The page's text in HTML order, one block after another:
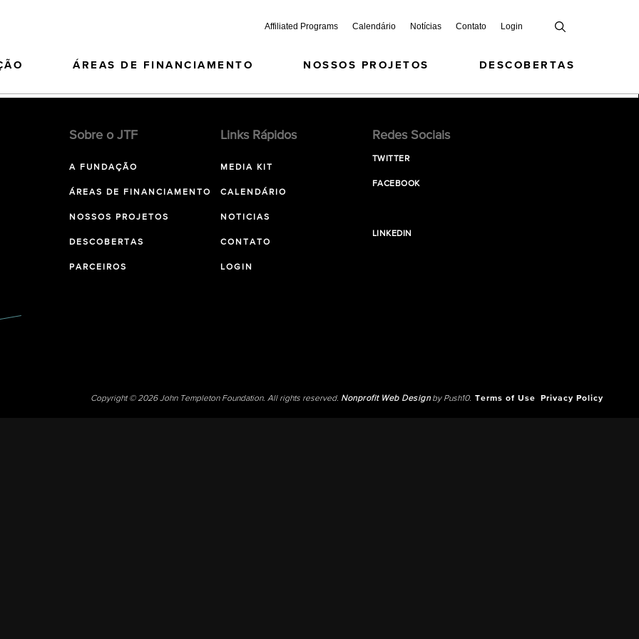
Affiliated Programs Calendário Notícias Contato Login
ÁREAS DE FINANCIAMENTO NOSSOS PROJETOS DESCOBERTAS
Sobre o JTF
A FUNDAÇÃO
ÁREAS DE FINANCIAMENTO
NOSSOS PROJETOS
DESCOBERTAS
PARCEIROS
Links Rápidos
MEDIA KIT
CALENDÁRIO
NOTICIAS
CONTATO
LOGIN
Redes Sociais
TWITTER
FACEBOOK
LINKEDIN
Copyright © 2026 John Templeton Foundation. All rights reserved. Nonprofit Web Designby Push10. Terms of Use Privacy Policy